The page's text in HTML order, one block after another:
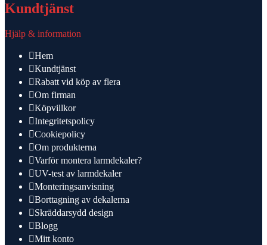
Kundtjänst
Hjälp & information
Hem
Kundtjänst
Rabatt vid köp av flera
Om firman
Köpvillkor
Integritetspolicy
Cookiepolicy
Om produkterna
Varför montera larmdekaler?
UV-test av larmdekaler
Monteringsanvisning
Borttagning av dekalerna
Skräddarsydd design
Blogg
Mitt konto